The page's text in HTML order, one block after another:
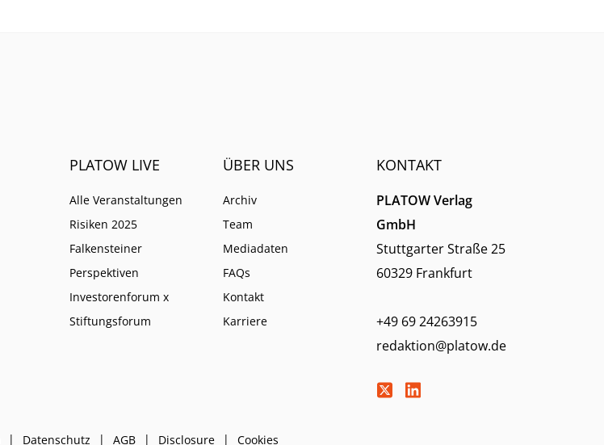
PLATOW LIVE
Alle Veranstaltungen
Risiken 2025
Falkensteiner
Perspektiven
Investorenforum x
Stiftungsforum
ÜBER UNS
Archiv
Team
Mediadaten
FAQs
Kontakt
Karriere
KONTAKT
PLATOW Verlag
GmbH
Stuttgarter Straße 25
60329 Frankfurt
+49 69 24263915
redaktion@platow.de
Datenschutz AGB Disclosure Cookies